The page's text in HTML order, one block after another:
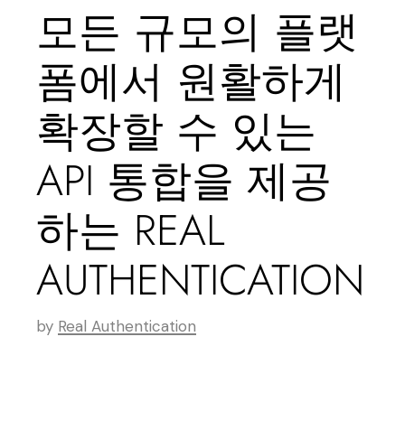
모든 규모의 플랫
폼에서 원활하게
확장할 수 있는
API 통합을 제공
하는 REAL
AUTHENTICATION
by Real Authentication